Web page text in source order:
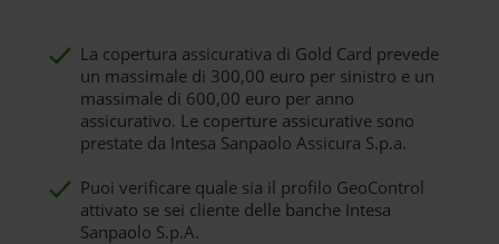
La copertura assicurativa di Gold Card prevede
un massimale di 300,00 euro per sinistro e un
massimale di 600,00 euro per anno
assicurativo. Le coperture assicurative sono
prestate da Intesa Sanpaolo Assicura S.p.a.
Puoi verificare quale sia il profilo GeoControl
attivato se sei cliente delle banche Intesa
Sanpaolo S.p.A.